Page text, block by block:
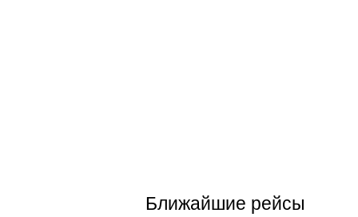
Ближайшие рейсы